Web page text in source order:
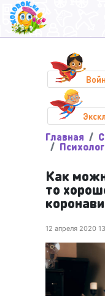
Главная
Как
то
12 апреля 2020